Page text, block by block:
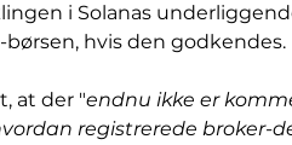
i Solanas
børsen, hvis den godkendes.
at der "endnu ikke er
registrerede broker-